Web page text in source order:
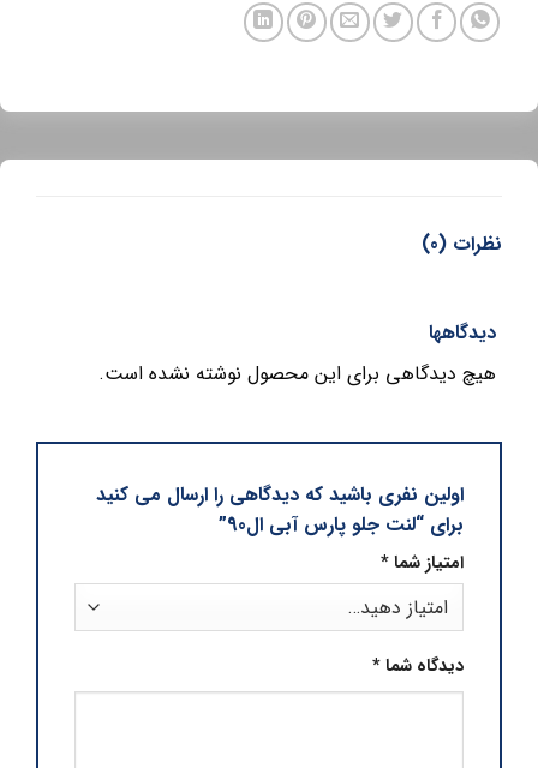
نظرات (0)
دیدگاهها
هیچ دیدگاهی برای این محصول نوشته نشده است.
اولین نفری باشید که دیدگاهی را ارسال می کنید
برای “لنت جلو پارس آبی ال90”
امتیاز شما*
دیدگاه شما*